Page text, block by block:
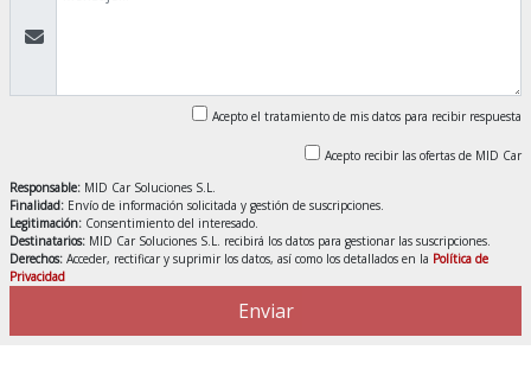
Acepto el tratamiento de mis datos para recibir respuesta
Acepto recibir las ofertas de MID Car
Responsable: MID Car Soluciones S.L.
Finalidad: Envío de información solicitada y gestión de suscripciones.
Legitimación: Consentimiento del interesado.
Destinatarios: MID Car Soluciones S.L. recibirá los datos para gestionar las suscripciones.
Derechos: Acceder, rectificar y suprimir los datos, así como los detallados en la Política de
Privacidad
Enviar